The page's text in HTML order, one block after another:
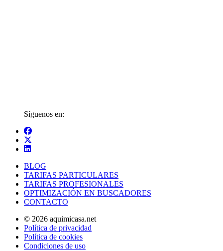
Síguenos en:
BLOG
TARIFAS PARTICULARES
TARIFAS PROFESIONALES
OPTIMIZACIÓN EN BUSCADORES
CONTACTO
© 2026 aquimicasa.net
Política de privacidad
Política de cookies
Condiciones de uso